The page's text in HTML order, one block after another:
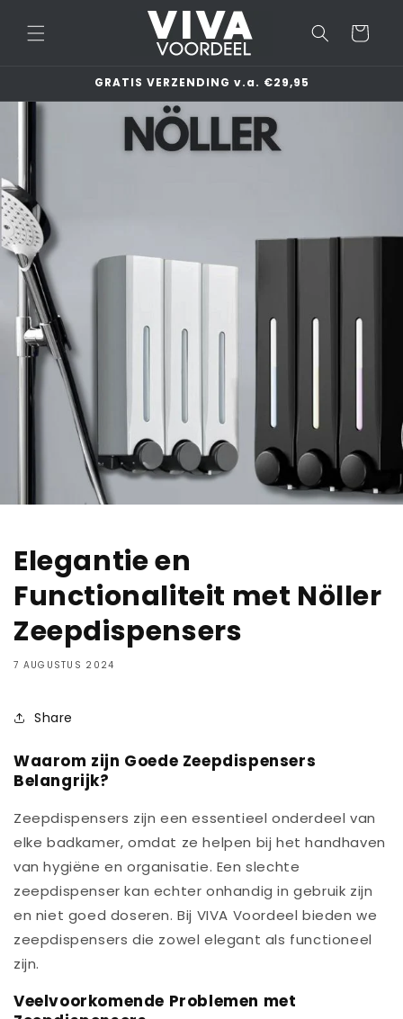
naar de
content
Winkelwagen
GRATIS VERZENDING v.a. €29,95
Elegantie en
Functionaliteit met Nöller
Zeepdispensers
7 AUGUSTUS 2024
Share
Waarom zijn Goede Zeepdispensers
Belangrijk?
Zeepdispensers zijn een essentieel onderdeel van
elke badkamer, omdat ze helpen bij het handhaven
van hygiëne en organisatie. Een slechte
zeepdispenser kan echter onhandig in gebruik zijn
en niet goed doseren. Bij VIVA Voordeel bieden we
zeepdispensers die zowel elegant als functioneel
zijn.
Veelvoorkomende Problemen met